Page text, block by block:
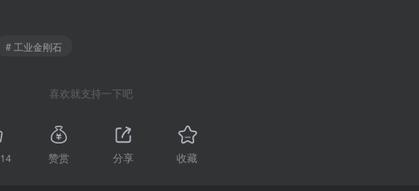
# 工业金刚石
喜欢就支持一下吧
14 赞赏 分享 收藏